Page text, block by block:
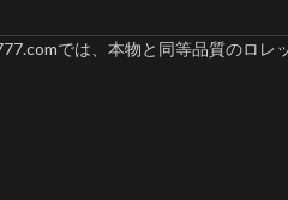
では、本物と同等品質のロ